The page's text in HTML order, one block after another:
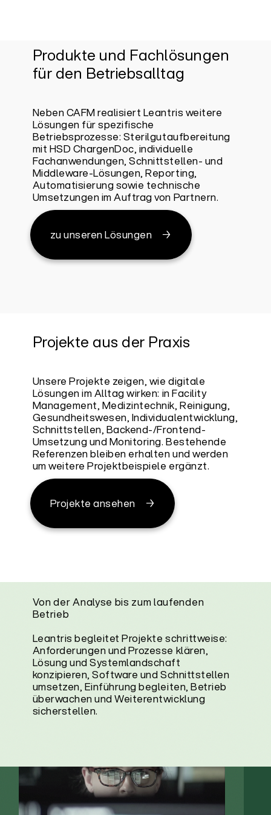
Produkte und Fachlösungen
für den Betriebsalltag
Neben CAFM realisiert Leantris weitere
Lösungen für spezifische
Betriebsprozesse: Sterilgutaufbereitung
mit HSD ChargenDoc, individuelle
Fachanwendungen, Schnittstellen- und
Middleware-Lösungen, Reporting,
Automatisierung sowie technische
Umsetzungen im Auftrag von Partnern.
zu unseren Lösungen
Projekte aus der Praxis
Unsere Projekte zeigen, wie digitale
Lösungen im Alltag wirken: in Facility
Management, Medizintechnik, Reinigung,
Gesundheitswesen, Individualentwicklung,
Schnittstellen, Backend-/Frontend-
Umsetzung und Monitoring. Bestehende
Referenzen bleiben erhalten und werden
um weitere Projektbeispiele ergänzt.
Projekte ansehen
Von der Analyse bis zum laufenden
Betrieb
Leantris begleitet Projekte schrittweise:
Anforderungen und Prozesse klären,
Lösung und Systemlandschaft
konzipieren, Software und Schnittstellen
umsetzen, Einführung begleiten, Betrieb
überwachen und Weiterentwicklung
sicherstellen.